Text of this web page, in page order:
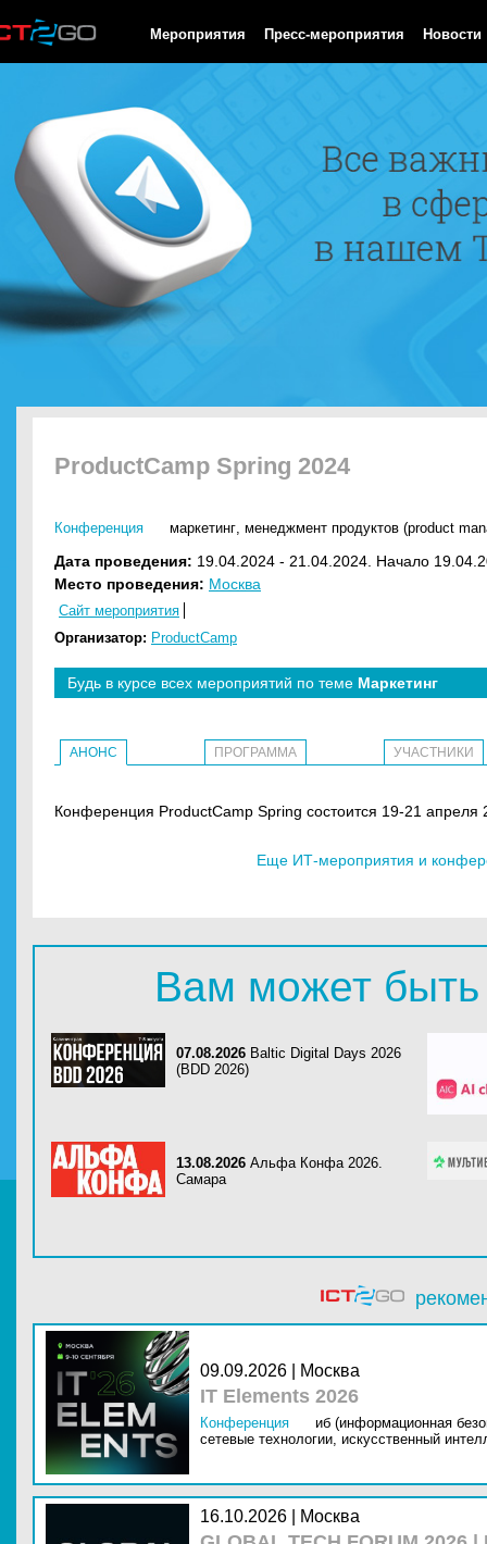
Мероприятия Пресс-мероприятия Новости
ProductCamp Spring 2024
Конференция маркетинг, менеджмент продуктов (product
Дата проведения: 19.04.2024 - 21.04.2024. Начало
Место проведения: Москва
Сайт мероприятия
Организатор: ProductCamp
Будь в курсе всех мероприятий по теме Маркетинг
АНОНС ПРОГРАММА УЧАСТНИКИ
Конференция ProductCamp Spring состоится 19-21 апреля
Еще ИТ-мероприятия и
Вам может быть
07.08.2026 Baltic Digital Days 2026
(BDD 2026)
13.08.2026 Альфа Конфа 2026.
Самара
09.09.2026 | Москва
IT Elements 2026
Конференция
иб (информационная
сетевые технологии, искусственный
16.10.2026 | Москва